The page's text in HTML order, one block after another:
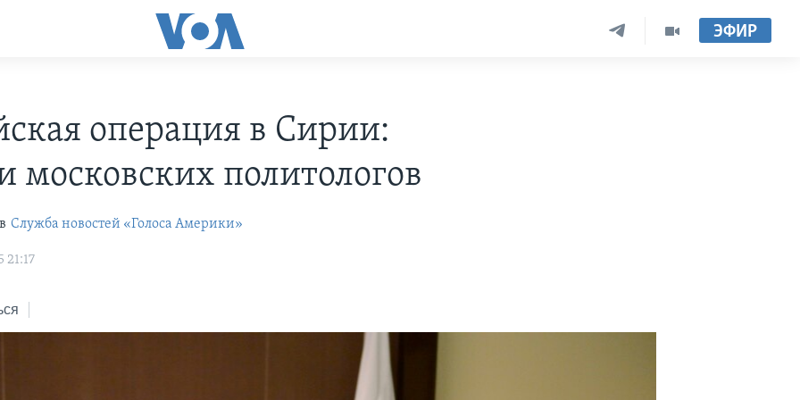
ЭФИР
операция в Сирии:
московских политологов
Служба новостей «Голоса Америки»
21:17